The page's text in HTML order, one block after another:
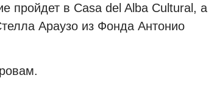
пройдет в Casa del Alba Cultural, а
Араузо из Фонда Антонио